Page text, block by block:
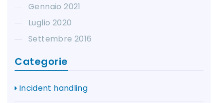
Gennaio 2021
Luglio 2020
Settembre 2016
Categorie
Incident handling